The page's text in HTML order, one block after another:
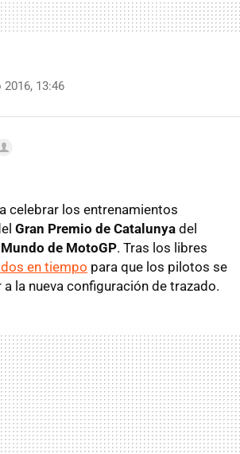
13:46
celebrar los entrenamientos
Gran Premio de Catalunya del
de MotoGP. Tras los libres
en tiempo para que los pilotos se
la nueva configuración de trazado.